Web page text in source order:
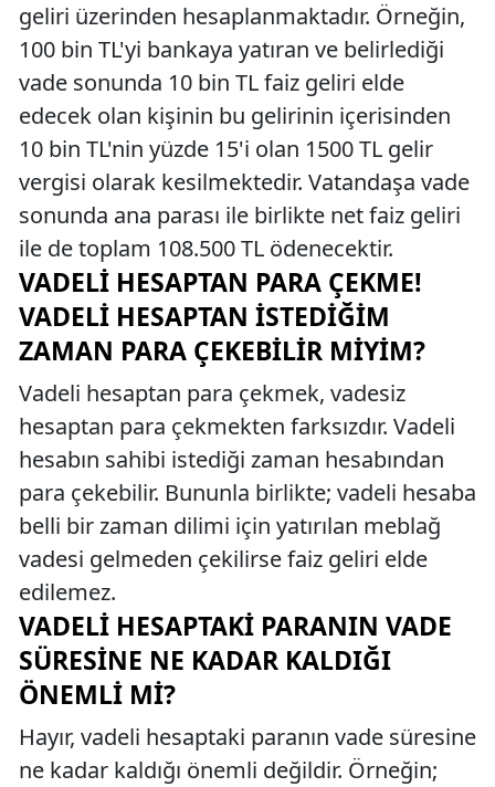
geliri üzerinden hesaplanmaktadır. Örneğin,
100 bin TL'yi bankaya yatıran ve belirlediği
vade sonunda 10 bin TL faiz geliri elde
edecek olan kişinin bu gelirinin içerisinden
10 bin TL'nin yüzde 15'i olan 1500 TL gelir
vergisi olarak kesilmektedir. Vatandaşa vade
sonunda ana parası ile birlikte net faiz geliri
ile de toplam 108.500 TL ödenecektir.
VADELI HESAPTAN PARA ÇEKME!
VADELI HESAPTAN İSTEDIĞIM
ZAMAN PARA ÇEKEBILIR MIYIM?
Vadeli hesaptan para çekmek, vadesiz
hesaptan para çekmekten farksızdır. Vadeli
hesabın sahibi istediği zaman hesabından
para çekebilir. Bununla birlikte; vadeli hesaba
belli bir zaman dilimi için yatırılan meblağ
vadesi gelmeden çekilirse faiz geliri elde
edilemez.
VADELI HESAPTAKI PARANIN VADE
SÜRESINE NE KADAR KALDIĞI
ÖNEMLI MI?
Hayır, vadeli hesaptaki paranın vade süresine
ne kadar kaldığı önemli değildir. Örneğin;